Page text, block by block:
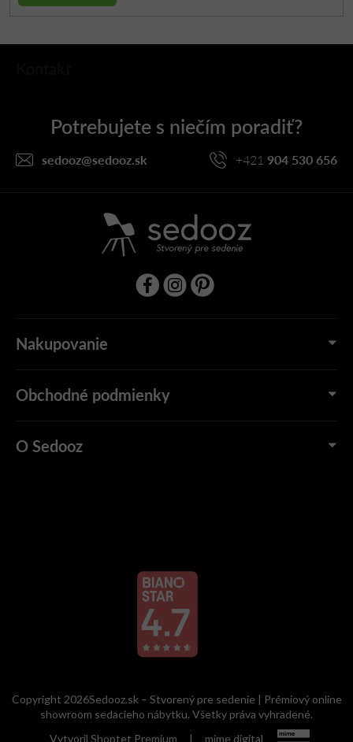
Z
sedooz@sedooz.sk +421 904 530 656
Nakupovanie
Obchodné podmienky
O Sedooz
Vytvoril Shoptet Premium | mime digital
Copyright 2026Sedooz.sk – Stvorený pre sedenie | Prémiový online
showroom sedacieho nábytku. Všetky práva vyhradené.